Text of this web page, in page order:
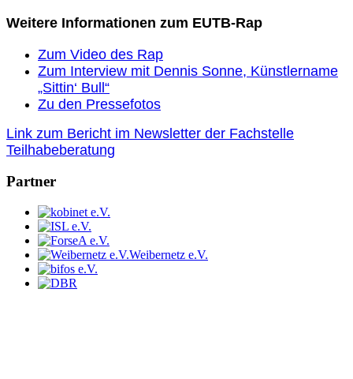
Weitere Informationen zum EUTB-Rap
Zum Video des Rap
Zum Interview mit Dennis Sonne, Künstlername
„Sittin‘ Bull“
Zu den Pressefotos
Link zum Bericht im Newsletter der Fachstelle
Teilhabeberatung
Partner
Weibernetz e.V.